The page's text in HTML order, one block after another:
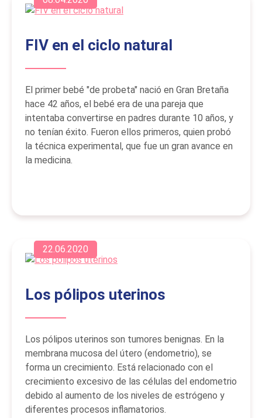
FIV en el ciclo natural
El primer bebé "de probeta" nació en Gran Bretaña
hace 42 años, el bebé era de una pareja que
intentaba convertirse en padres durante 10 años, y
no tenían éxito. Fueron ellos primeros, quien probó
la técnica experimental, que fue un gran avance en
la medicina.
22.06.2020
Los pólipos uterinos
Los pólipos uterinos son tumores benignas. En la
membrana mucosa del útero (endometrio), se
forma un crecimiento. Está relacionado con el
crecimiento excesivo de las células del endometrio
debido al aumento de los niveles de estrógeno y
diferentes procesos inflamatorios.